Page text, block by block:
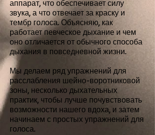
аппарат, что обеспечивает силу
звука, а что отвечает за краску и
тембр голоса. Объясняю, как
работает певческое дыхание и чем
оно отличается от обычного способа
дыхания в повседневной жизни.
Мы делаем ряд упражнений для
расслабления шейно-воротниковой
зоны, несколько дыхательных
практик, чтобы лучше почувствовать
возможности нашего вдоха, и затем
начинаем с простых упражнений для
голоса.